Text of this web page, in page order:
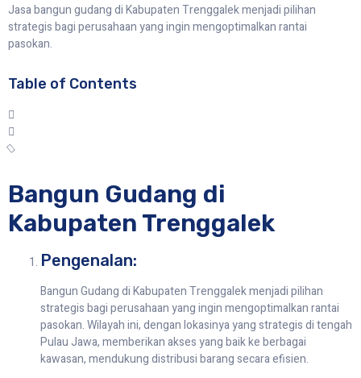
Jasa bangun gudang di Kabupaten Trenggalek menjadi pilihan
strategis bagi perusahaan yang ingin mengoptimalkan rantai
pasokan.
Table of Contents
Bangun Gudang di
Kabupaten Trenggalek
Pengenalan:
Bangun Gudang di Kabupaten Trenggalek menjadi pilihan
strategis bagi perusahaan yang ingin mengoptimalkan rantai
pasokan. Wilayah ini, dengan lokasinya yang strategis di tengah
Pulau Jawa, memberikan akses yang baik ke berbagai
kawasan, mendukung distribusi barang secara efisien.